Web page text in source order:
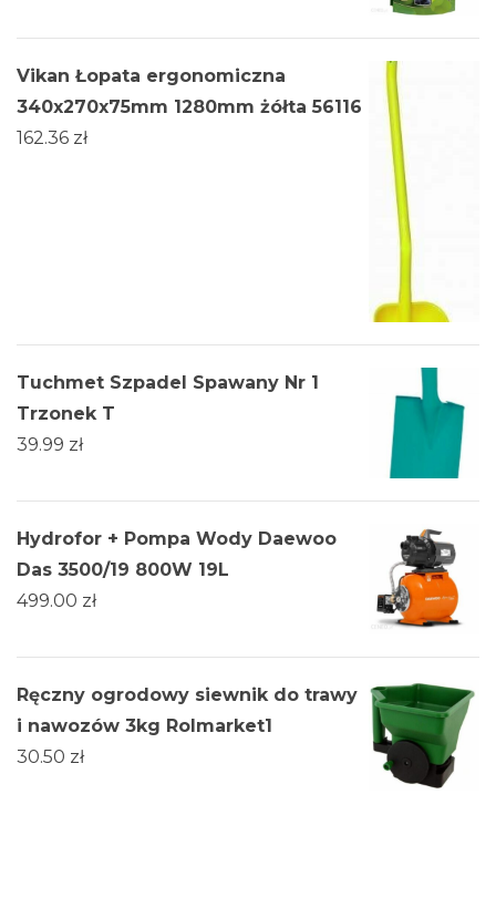
Vikan Łopata ergonomiczna
340x270x75mm 1280mm żółta 56116
162.36 zł
Tuchmet Szpadel Spawany Nr 1
Trzonek T
39.99 zł
Hydrofor + Pompa Wody Daewoo
Das 3500/19 800W 19L
499.00 zł
Ręczny ogrodowy siewnik do trawy
i nawozów 3kg Rolmarket1
30.50 zł